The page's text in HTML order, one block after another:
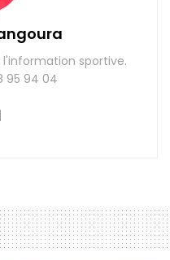
sportive.
95 94 04